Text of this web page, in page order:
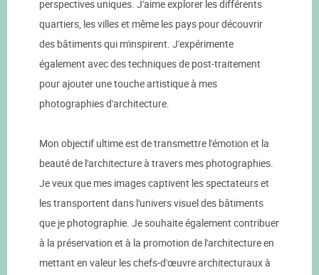
perspectives uniques. J'aime explorer les différents
quartiers, les villes et même les pays pour découvrir
des bâtiments qui m'inspirent. J'expérimente
également avec des techniques de post-traitement
pour ajouter une touche artistique à mes
photographies d'architecture.
Mon objectif ultime est de transmettre l'émotion et la
beauté de l'architecture à travers mes photographies.
Je veux que mes images captivent les spectateurs et
les transportent dans l'univers visuel des bâtiments
que je photographie. Je souhaite également contribuer
à la préservation et à la promotion de l'architecture en
mettant en valeur les chefs-d'œuvre architecturaux à